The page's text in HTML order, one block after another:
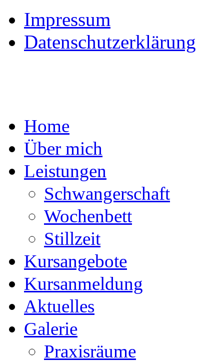
Impressum
Datenschutzerklärung
Home
Über mich
Leistungen
Schwangerschaft
Wochenbett
Stillzeit
Kursangebote
Kursanmeldung
Aktuelles
Galerie
Praxisräume